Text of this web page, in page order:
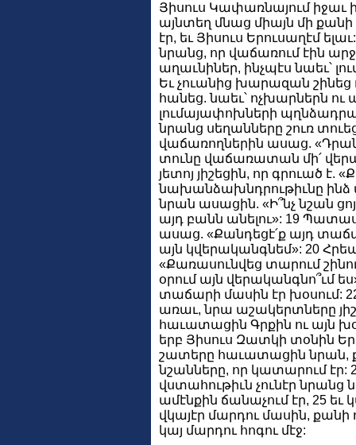
Յիսուս Կափառնայում իջաւ
այնտեղ մնաց միայն մի
էր, եւ Յիսուս Երուսաղէմ
նրանց, որ վաճառում էին
աղաւնիներ, ինչպէս նաեւ՝
Եւ չուանից խարազան շինեց
հանեց. նաեւ՝ ոչխարներն ու
լումայափոխների
նրանց սեղանները շուռ
վաճառողներին ասաց.
տունը վաճառատան մի՛
յետոյ յիշեցին, որ գրուած
նախանձախնդրութիւնը ինձ
նրան ասացին. «Ի՞նչ նշան
այդ բանն անելու»: 19
ասաց. «Քանդեցէ՛ք այդ
այն կվերականգնեմ»: 20
«Քառասունվեց տարում
օրում այն վերականգնո՞ւմ
տաճարի մասին էր խօսում: 22
առաւ, նրա աշակերտները
հաւատացին Գրքին ու այն
երբ Յիսուս Զատկի տօնին
շատերը հաւատացին նրան,
նշանները, որ կատարում էր:
վստահութիւն չունէր
ամէնքին ճանաչում էր, 25 եւ
վկայէր մարդու մասին, քանի
կայ մարդու հոգու մէջ: